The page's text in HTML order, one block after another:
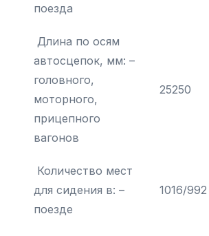
поезда
Длина по осям
автосцепок, мм: –
головного,
моторного,
прицепного
вагонов
25250
Количество мест
для сидения в: –
поезде
1016/992